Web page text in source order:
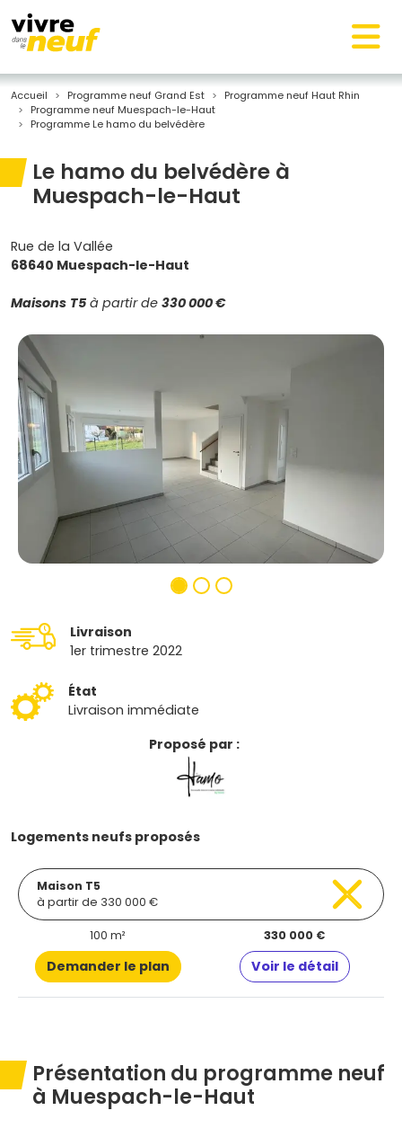
Accueil Programme neuf Grand Est
Programme neuf Haut Rhin
Programme neuf Muespach-le-Haut
Programme Le hamo du belvédère
Le hamo du belvédère à
Muespach-le-Haut
Rue de la Vallée
68640 Muespach-le-Haut
Maisons T5 à partir de 330 000 €
Livraison
1er trimestre 2022
État
Livraison immédiate
Proposé par :
Logements neufs proposés
Maison T5
à partir de 330 000 €
100 m² 330 000 €
Demander le plan Voir le détail
Présentation du programme neuf
à Muespach-le-Haut